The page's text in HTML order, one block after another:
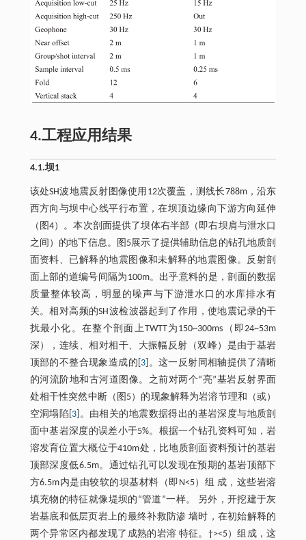
4.工程应用结果
4.1.坝1
该处SH波地震反射图像使用12次覆盖，测线长788m，沿东
西方向与坝中心线平行布置，在坝顶边缘向下游方向延伸
（图4）。本次剖面提供了坝体右半部（即右坝肩与泄水口
之间）的地下信息。图5展示了提供辅助信息的钻孔地质剖
面资料、已解释的地震图像和未解释的地震图像。反射剖
面上部的道编号间隔为100m。出乎意料的是，剖面的数据
质量整体较高，明显的噪声与下游泄水口的水库排水有
关。相对高频的SH波检波器起到了作用，使地震记录的干
扰最小化。在整个剖面上TWTT为150~300ms（即24~53m
深），连续、相对相干、大振幅反射（双峰）是由于基岩
顶部的不整合现象造成的[ 3 ]。这一反射同相轴提供了清晰
的河流阶地和古河道图像。之前对两个“亮”基岩反射界面
处相干性突然中断（图5）的现象解释为岩溶节理和（或）
空洞塌陷[ 3 ]。由相关的地震数据得出的基岩深度与地质剖
面中基岩深度的误差小于5%。根据一个钻孔资料可知，岩
溶发育位置大概位于410m处，比地质剖面资料预计的基岩
顶部深度低6.5m。通过钻孔可以发现在预期的基岩顶部下
方6.5m内是由较软的坝基材料（即N<5）组 成，这些岩溶
填充物的特征就像堤坝的“管道”一样。 另外，开挖建于灰
岩基底和低层页岩上的最终补救防渗 墙时，在初始解释的
两个异常区内都发现了成熟的岩溶 特征。†><5）组成，这